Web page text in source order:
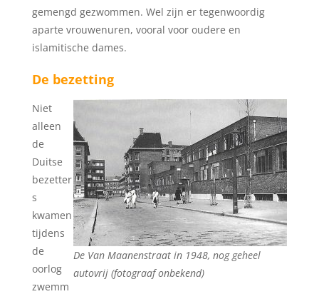
gemengd gezwommen. Wel zijn er tegenwoordig
aparte vrouwenuren, vooral voor oudere en
islamitische dames.
De bezetting
De Van Maanenstraat in 1948, nog geheel
autovrij (fotograaf onbekend)
Niet
alleen
de
Duitse
bezetter
s
kwamen
tijdens
de
oorlog
zwemm